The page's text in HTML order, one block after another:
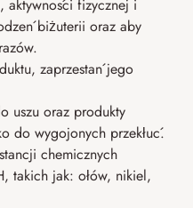
aktywności fizycznej i
biżuterii oraz aby
zaprzestań jego
uszu oraz produkty
do wygojonych przekłuć.
chemicznych
takich jak: ołów, nikiel,